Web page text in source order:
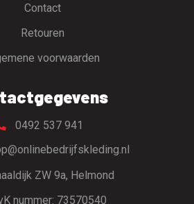
Contact
Retouren
voorwaarden
0492 537 941
ZW 9a, Helmond
nummer: 73570540